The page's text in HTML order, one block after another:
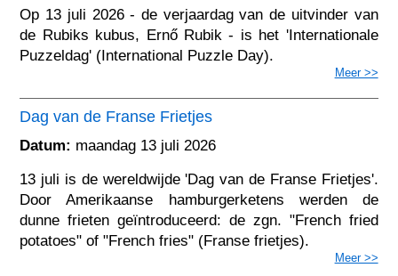
Op 13 juli 2026 - de verjaardag van de uitvinder van
de Rubiks kubus, Ernő Rubik - is het 'Internationale
Puzzeldag' (International Puzzle Day).
Meer >>
Dag van de Franse Frietjes
Datum: maandag 13 juli 2026
13 juli is de wereldwijde 'Dag van de Franse Frietjes'.
Door Amerikaanse hamburgerketens werden de
dunne frieten geïntroduceerd: de zgn. "French fried
potatoes" of "French fries" (Franse frietjes).
Meer >>